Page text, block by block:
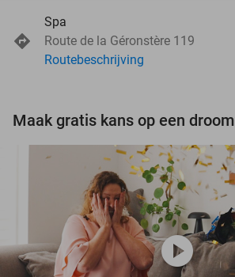
Spa
Route de la Géronstère 119
Routebeschrijving
play_circle